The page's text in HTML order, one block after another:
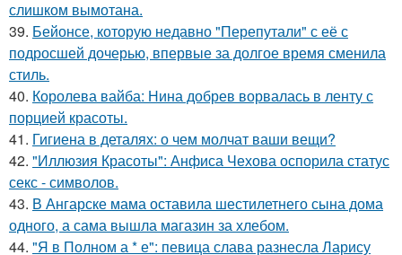
слишком вымотана.
39. Бейонсе, которую недавно "Перепутали" с её с
подросшей дочерью, впервые за долгое время сменила
стиль.
40. Королева вайба: Нина добрев ворвалась в ленту с
порцией красоты.
41. Гигиена в деталях: о чем молчат ваши вещи?
42. "Иллюзия Красоты": Анфиса Чехова оспорила статус
секс - символов.
43. В Ангарске мама оставила шестилетнего сына дома
одного, а сама вышла магазин за хлебом.
44. "Я в Полном а * е": певица слава разнесла Ларису